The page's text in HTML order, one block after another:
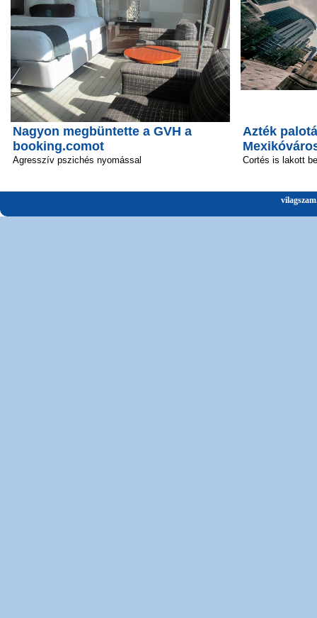
Nagyon megbüntette a GVH a
booking.comot
Agresszív pszichés nyomással
Azték
Cortés is lakott